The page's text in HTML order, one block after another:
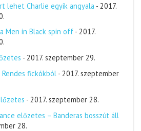
lehet Charlie egyik angyala - 2017.
Men in Black spin off - 2017.
- 2017. szeptember 29.
fickókból - 2017. szeptember
- 2017. szeptember 28.
előzetes – Banderas bosszút áll
28.